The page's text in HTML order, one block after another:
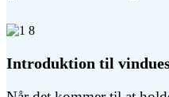
Introduktion til